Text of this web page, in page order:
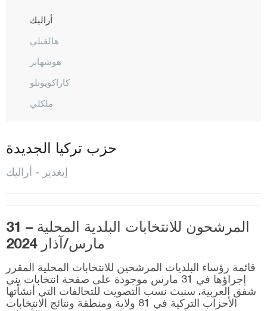
أراليك
هالفيلي
هوشهابر
كاراكويونلو
ملكلي
طوزلوجا
إيسبارتا
قارابوك
كرامان
كارس
كاستاموني
قيصري
حزب تركيا الجديدة
إيغدير - أراليك
المرشحون للانتخابات البلدية المحلية – 31
مارس/آذار 2024
قائمة رؤساء البلديات المرشحين للانتخابات المحلية المقرر
إجراؤها في 31 مارس موجودة على صفحة انتخابات يني
شفق العربية. سنبث نسب التصويت للتحالفات التي أنشأتها
الأحزاب التركية في 81 ولاية ومنطقة ونتائج الانتخابات